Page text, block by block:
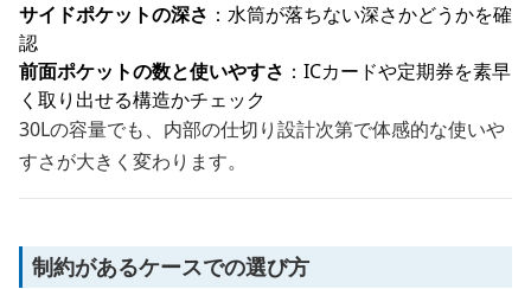
サイドポケットの深さ ：水筒が落ちない深さかどうかを確
認
前面ポケットの数と使いやすさ ：ICカードや定期券を素早
く取り出せる構造かチェック
30Lの容量でも、内部の仕切り設計次第で体感的な使いや
すさが大きく変わります。
制約があるケースでの選び方